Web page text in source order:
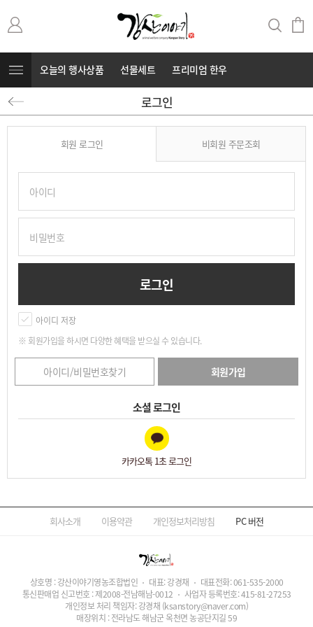
오늘의 행사상품 선물세트 프리미엄 한우
커뮤니티
로그인
회원 로그인 비회원 주문조회
아이디 저장
※ 회원가입을 하시면 다양한 혜택을 받으실 수 있습니다.
아이디/비밀번호찾기 회원가입
소셜 로그인
카카오톡 1초 로그인
회사소개 이용약관 개인정보처리방침 PC버전
상호명 : 강산이야기영농조합법인 대표: 강경채 대표전화:061-535-2000
통신판매업 신고번호 : 제2008-전남해남-0012
사업자 등록번호:415-81-27253
개인정보 처리 책임자: 강경채 (ksanstory@naver.com)
매장위치 : 전라남도 해남군 옥천면 농공단지길 59